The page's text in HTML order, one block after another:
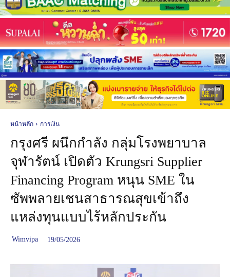
หน้าหลัก การเงิน
กรุงศรี ผนึกกำลัง กลุ่มโรงพยาบาล
จุฬารัตน์ เปิดตัว Krungsri Supplier
Financing Program หนุน SME ใน
ซัพพลายเชนสาธารณสุขเข้าถึง
แหล่งทุนแบบไร้หลักประกัน
Wimvipa 19/05/2026